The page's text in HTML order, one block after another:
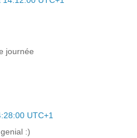
journée
UTC+1
:)